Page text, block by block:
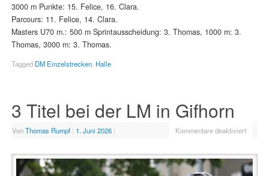
3000 m Punkte: 15. Felice, 16. Clara.
Parcours: 11. Felice, 14. Clara.
Masters U70 m.: 500 m Sprintausscheidung: 3. Thomas, 1000 m: 3.
Thomas, 3000 m: 3. Thomas.
Tagged DM Einzelstrecken, Halle
3 Titel bei der LM in Gifhorn
VonThomas Rumpf | 1. Juni 2026 | Kommentare deaktiviert